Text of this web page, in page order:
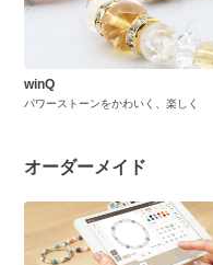
winQ
パワーストーンをかわいく、楽しく
オーダーメイド